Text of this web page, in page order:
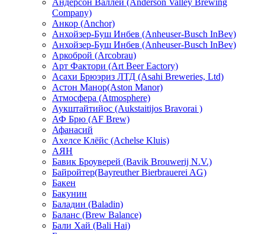
Company)
Анкор (Anchor)
Анхойзер-Буш Инбев (Anheuser-Busch InBev)
Анхойзер-Буш Инбев (Anheuser-Busch InBev)
Аркоброй (Arcobrau)
Арт Фактори (Art Beer Eactory)
Асахи Брюэриз ЛТД (Asahi Breweries, Ltd)
Астон Манор(Aston Manor)
Атмосфера (Atmosphere)
Аукштайтийос (Aukstaitijos Bravorai )
АФ Брю (AF Brew)
Афанасий
Ахелсе Клёйс (Achelse Kluis)
АЯН
Бавик Броуверей (Bavik Brouwerij N.V.)
Байройтер(Bayreuther Bierbrauerei AG)
Бакен
Бакунин
Баладин (Baladin)
Баланс (Brew Balance)
Бали Хай (Bali Hai)